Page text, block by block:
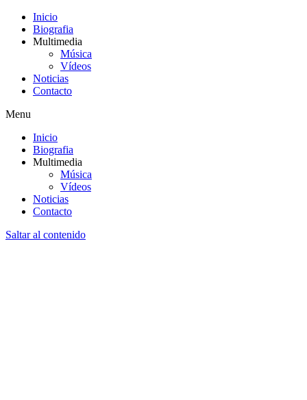
Inicio
Biografia
Multimedia
Música
Vídeos
Noticias
Contacto
Menu
Inicio
Biografia
Multimedia
Música
Vídeos
Noticias
Contacto
Saltar al contenido